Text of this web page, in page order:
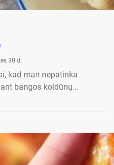
30 d.
kad man nepatinka
bangos koldūnų…